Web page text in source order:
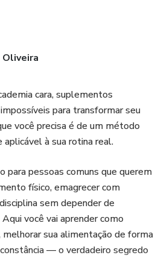
micro-nicho que realmente
estratégico nas redes sociais e
que gera cliques e vendas.
a um plano de execução de
claras para sair da teoria e partir
sobre dinheiro fácil.
o que está dentro deste guia,
fonte de renda digital e dar o
independência financeira.
Oliveira
cara, suplementos
para transformar seu
você precisa é de um método
à sua rotina real.
para pessoas comuns que querem
físico, emagrecer com
sem depender de
você vai aprender como
melhorar sua alimentação de forma
— o verdadeiro segredo